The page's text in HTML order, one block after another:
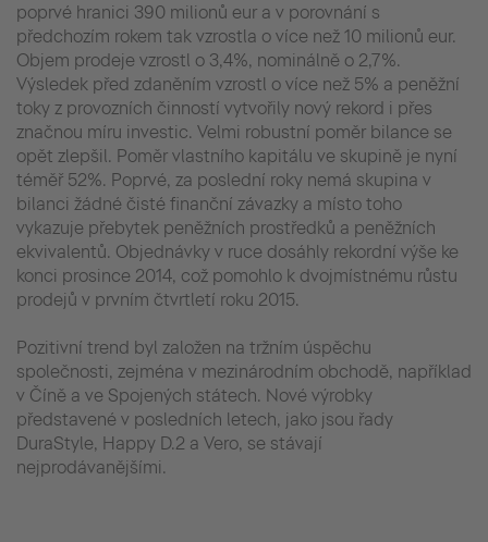
poprvé hranici 390 milionů eur a v porovnání s
předchozím rokem tak vzrostla o více než 10 milionů eur.
Objem prodeje vzrostl o 3,4%, nominálně o 2,7%.
Výsledek před zdaněním vzrostl o více než 5% a peněžní
toky z provozních činností vytvořily nový rekord i přes
značnou míru investic. Velmi robustní poměr bilance se
opět zlepšil. Poměr vlastního kapitálu ve skupině je nyní
téměř 52%. Poprvé, za poslední roky nemá skupina v
bilanci žádné čisté finanční závazky a místo toho
vykazuje přebytek peněžních prostředků a peněžních
ekvivalentů. Objednávky v ruce dosáhly rekordní výše ke
konci prosince 2014, což pomohlo k dvojmístnému růstu
prodejů v prvním čtvrtletí roku 2015.
Pozitivní trend byl založen na tržním úspěchu
společnosti, zejména v mezinárodním obchodě, například
v Číně a ve Spojených státech. Nové výrobky
představené v posledních letech, jako jsou řady
DuraStyle, Happy D.2 a Vero, se stávají
nejprodávanějšími.